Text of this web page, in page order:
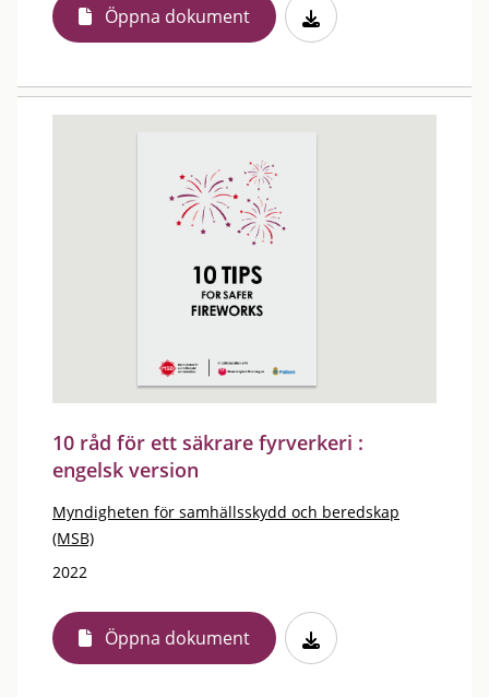
Öppna dokument
10 råd för ett säkrare fyrverkeri :
engelsk version
Myndigheten för samhällsskydd och beredskap
(MSB)
2022
Öppna dokument